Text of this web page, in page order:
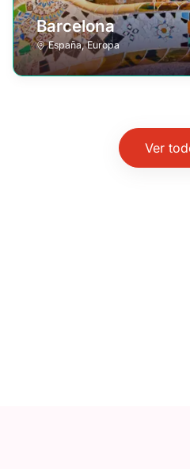
Barcelona
España,Europa
Ver